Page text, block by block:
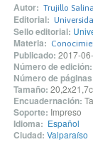
Autor: Trujillo
Editorial:
Sello editorial:
Materia:
Publicado: 2017-
Número de edición:
Número de
Tamaño:
Encuadernación:
Soporte: Impreso
Idioma: Español
Ciudad: Valparaíso